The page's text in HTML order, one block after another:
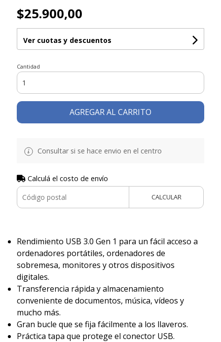
$25.900,00
Ver cuotas y descuentos
Cantidad
AGREGAR AL CARRITO
Consultar si se hace envio en el centro
Calculá el costo de envío
CALCULAR
Rendimiento USB 3.0 Gen 1 para un fácil acceso a
ordenadores portátiles, ordenadores de
sobremesa, monitores y otros dispositivos
digitales.
Transferencia rápida y almacenamiento
conveniente de documentos, música, vídeos y
mucho más.
Gran bucle que se fija fácilmente a los llaveros.
Práctica tapa que protege el conector USB.